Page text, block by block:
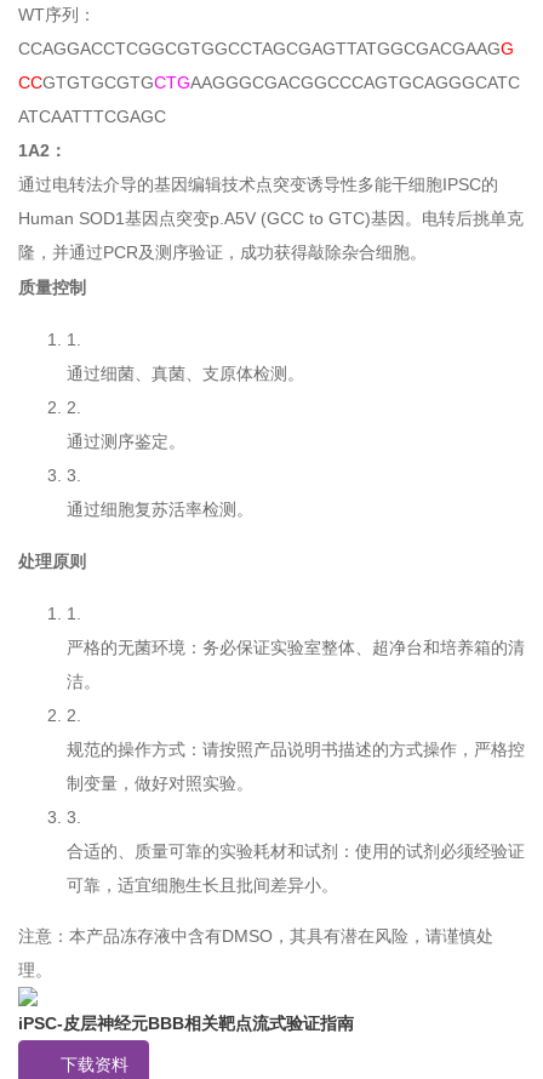
WT序列：
CCAGGACCTCGGCGTGGCCTAGCGAGTTATGGCGACGAAGG
CCGTGTGCGTGCTGAAGGGCGACGGCCCAGTGCAGGGCATC
ATCAATTTCGAGC
1A2：
通过电转法介导的基因编辑技术点突变诱导性多能干细胞IPSC的
Human SOD1基因点突变p.A5V (GCC to GTC)基因。电转后挑单克
隆，并通过PCR及测序验证，成功获得敲除杂合细胞。
质量控制
1.
通过细菌、真菌、支原体检测。
2.
通过测序鉴定。
3.
通过细胞复苏活率检测。
处理原则
1.
严格的无菌环境：务必保证实验室整体、超净台和培养箱的清
洁。
2.
规范的操作方式：请按照产品说明书描述的方式操作，严格控
制变量，做好对照实验。
3.
合适的、质量可靠的实验耗材和试剂：使用的试剂必须经验证
可靠，适宜细胞生长且批间差异小。
注意：本产品冻存液中含有DMSO，其具有潜在风险，请谨慎处
理。
iPSC-皮层神经元BBB相关靶点流式验证指南
下载资料